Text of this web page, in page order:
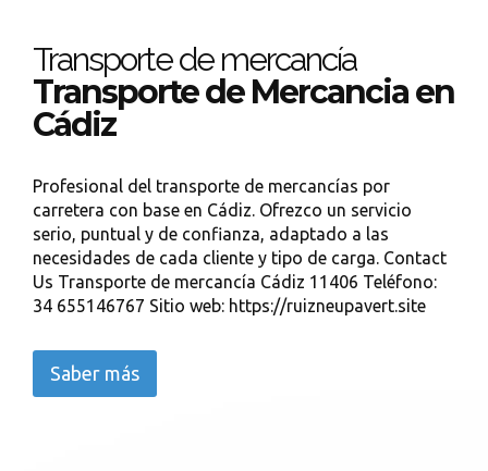
Transporte de mercancía
Transporte de Mercancia en
Cádiz
Profesional del transporte de mercancías por
carretera con base en Cádiz. Ofrezco un servicio
serio, puntual y de confianza, adaptado a las
necesidades de cada cliente y tipo de carga. Contact
Us Transporte de mercancía Cádiz 11406 Teléfono:
34 655146767 Sitio web: https://ruizneupavert.site
Saber más